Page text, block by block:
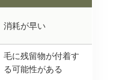
消耗が早い
毛に残留物が付着す
る可能性がある